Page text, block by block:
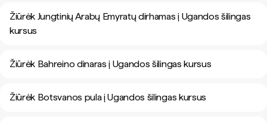
Žiūrėk Jungtinių Arabų Emyratų dirhamas į Ugandos šilingas
kursus
Žiūrėk Bahreino dinaras į Ugandos šilingas kursus
Žiūrėk Botsvanos pula į Ugandos šilingas kursus